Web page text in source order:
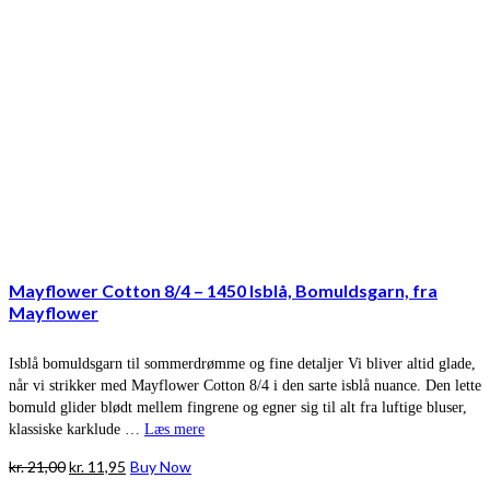
Mayflower Cotton 8/4 – 1450 Isblå, Bomuldsgarn, fra
Mayflower
Isblå bomuldsgarn til sommerdrømme og fine detaljer Vi bliver altid glade,
når vi strikker med Mayflower Cotton 8/4 i den sarte isblå nuance. Den lette
bomuld glider blødt mellem fingrene og egner sig til alt fra luftige bluser,
klassiske karklude … Læs mere
kr.21,00Den
kr. 11,95 Den
Buy Now